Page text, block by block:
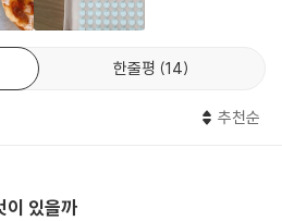
줄 그으며 읽은 책, 치열하게 톺아본 원고,
고 달려가 감상한 영화에서 뽑아 낸 100
의 삶을 떠받들 정도로 단단하지만, 좋은
로 우리가 누구인지 말해 준다
라 습관이다
한줄평 14
추천순
이 있을까